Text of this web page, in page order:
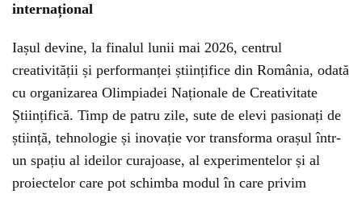
internațional
Iașul devine, la finalul lunii mai 2026, centrul
creativității și performanței științifice din România, odată
cu organizarea Olimpiadei Naționale de Creativitate
Științifică. Timp de patru zile, sute de elevi pasionați de
știință, tehnologie și inovație vor transforma orașul într-
un spațiu al ideilor curajoase, al experimentelor și al
proiectelor care pot schimba modul în care privim